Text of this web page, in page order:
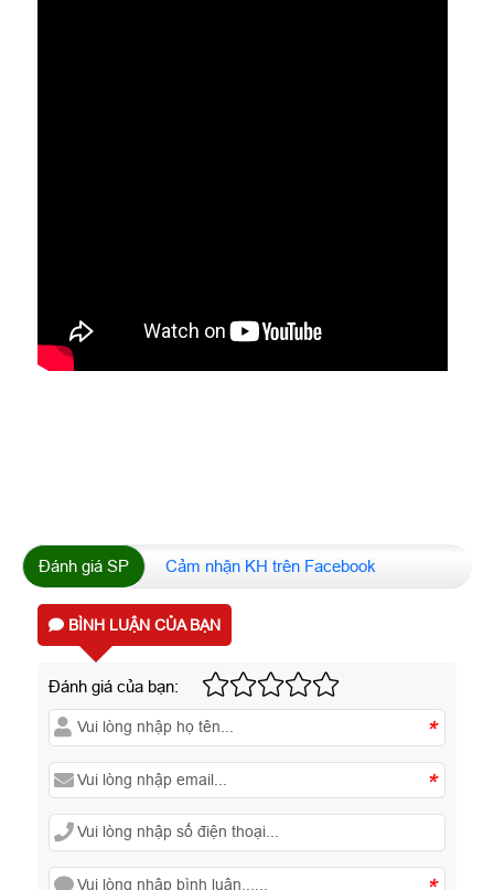
Đánh giá SP Cảm nhận KH trên Facebook
BÌNH LUẬN CỦA BẠN
Đánh giá của bạn:
*
*